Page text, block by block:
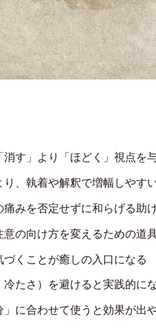
す」より「ほどく」視点を
、執着や解釈で増幅しやす
痛みを否定せずに和らげる助
の向け方を変えるための道
くことが癒しの入口になる
たさ）を避けると実践的に
に合わせて使うと効果が出